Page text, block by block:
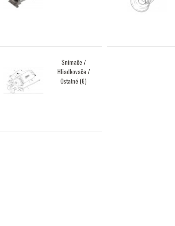
Snímače /
Hliadkovače /
Ostatné (6)